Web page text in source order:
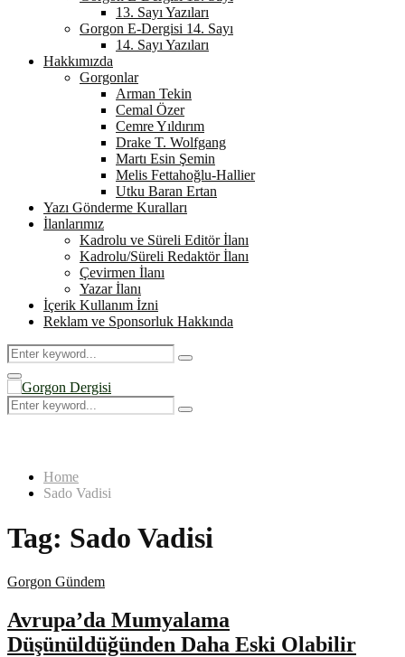
13. Sayı Yazıları
Gorgon E-Dergisi 14. Sayı
14. Sayı Yazıları
Hakkımızda
Gorgonlar
Arman Tekin
Cemal Özer
Cemre Yıldırım
Drake T. Wolfgang
Martı Esin Şemin
Melis Fettahoğlu-Hallier
Utku Baran Ertan
Yazı Gönderme Kuralları
İlanlarımız
Kadrolu ve Süreli Editör İlanı
Kadrolu/Süreli Redaktör İlanı
Çevirmen İlanı
Yazar İlanı
İçerik Kullanım İzni
Reklam ve Sponsorluk Hakkında
Search
for:
Search
Primary
Menu
Search
for:
Search
Home
Sado Vadisi
Tag: Sado Vadisi
Gorgon Gündem
Avrupa’da Mumyalama
Düşünüldüğünden Daha Eski Olabilir